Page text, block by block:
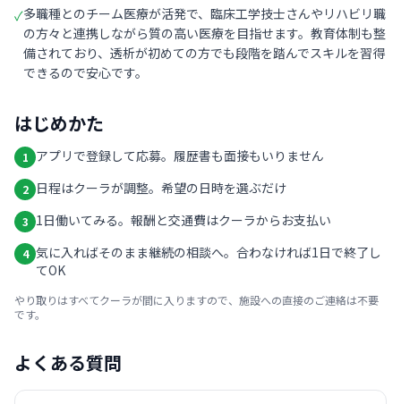
✓多職種とのチーム医療が活発で、臨床工学技士さんやリハビリ職
の方々と連携しながら質の高い医療を目指せます。教育体制も整
備されており、透析が初めての方でも段階を踏んでスキルを習得
できるので安心です。
はじめかた
1 アプリで登録して応募。履歴書も面接もいりません
2 日程はクーラが調整。希望の日時を選ぶだけ
3 1日働いてみる。報酬と交通費はクーラからお支払い
4 気に入ればそのまま継続の相談へ。合わなければ1日で終了し
てOK
やり取りはすべてクーラが間に入りますので、施設への直接のご連絡は不要
です。
よくある質問